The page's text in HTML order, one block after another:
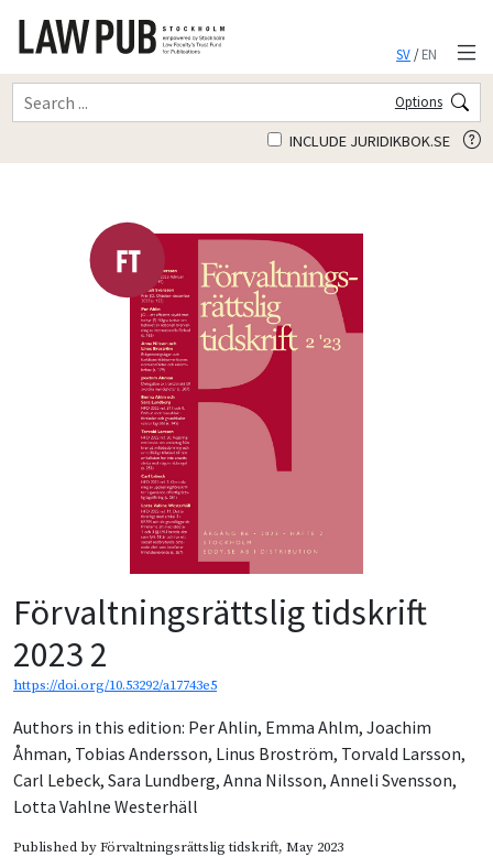
SV/EN
Options
INCLUDE JURIDIKBOK.SE
Förvaltningsrättslig tidskrift
2023 2
https://doi.org/10.53292/a17743e5
Authors in this edition: Per Ahlin, Emma Ahlm, Joachim
Åhman, Tobias Andersson, Linus Broström, Torvald Larsson,
Carl Lebeck, Sara Lundberg, Anna Nilsson, Anneli Svensson,
Lotta Vahlne Westerhäll
Published byFörvaltningsrättslig tidskrift, May 2023